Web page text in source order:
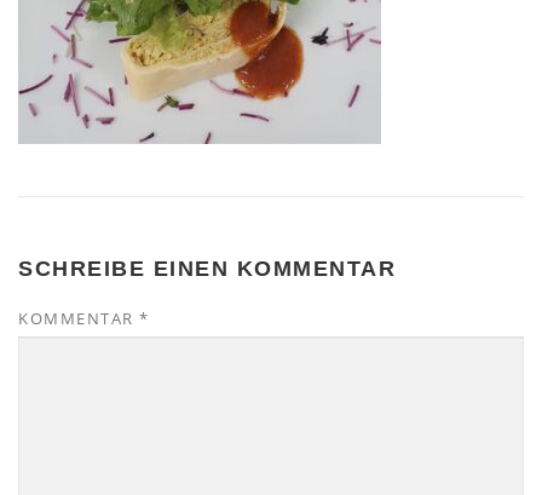
SCHREIBE EINEN KOMMENTAR
KOMMENTAR *